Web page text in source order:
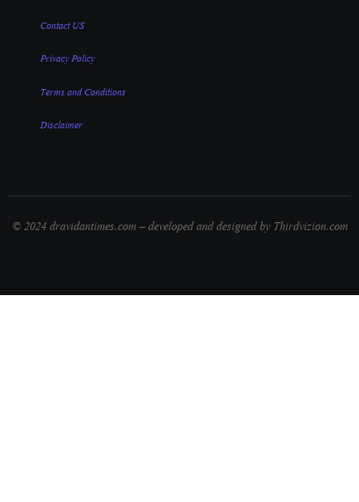
Contact US
Privacy Policy
Terms and Conditions
Disclaimer
© 2024 dravidantimes.com – developed and designed by Thirdvizion.com